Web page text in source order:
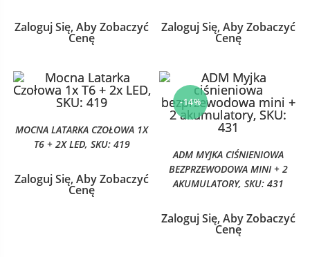
Zaloguj Się, Aby Zobaczyć
Cenę
Zaloguj Się, Aby Zobaczyć
Cenę
MOCNA LATARKA CZOŁOWA 1X
T6 + 2X LED, SKU: 419
Zaloguj Się, Aby Zobaczyć
Cenę
-14%
ADM MYJKA CIŚNIENIOWA
BEZPRZEWODOWA MINI + 2
AKUMULATORY, SKU: 431
Zaloguj Się, Aby Zobaczyć
Cenę